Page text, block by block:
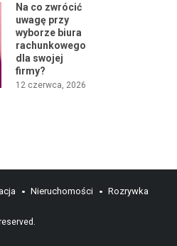
Na co zwrócić
uwagę przy
wyborze biura
rachunkowego
dla swojej
firmy?
12 czerwca, 2026
Nieruchomości
Rozrywka